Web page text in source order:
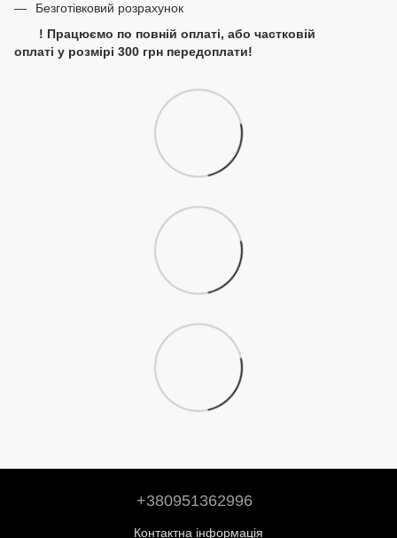
Безготівковий розрахунок
! Працюємо по повній оплаті, або частковій
оплаті у розмірі 300 грн передоплати!
+380951362996
Контактна інформація